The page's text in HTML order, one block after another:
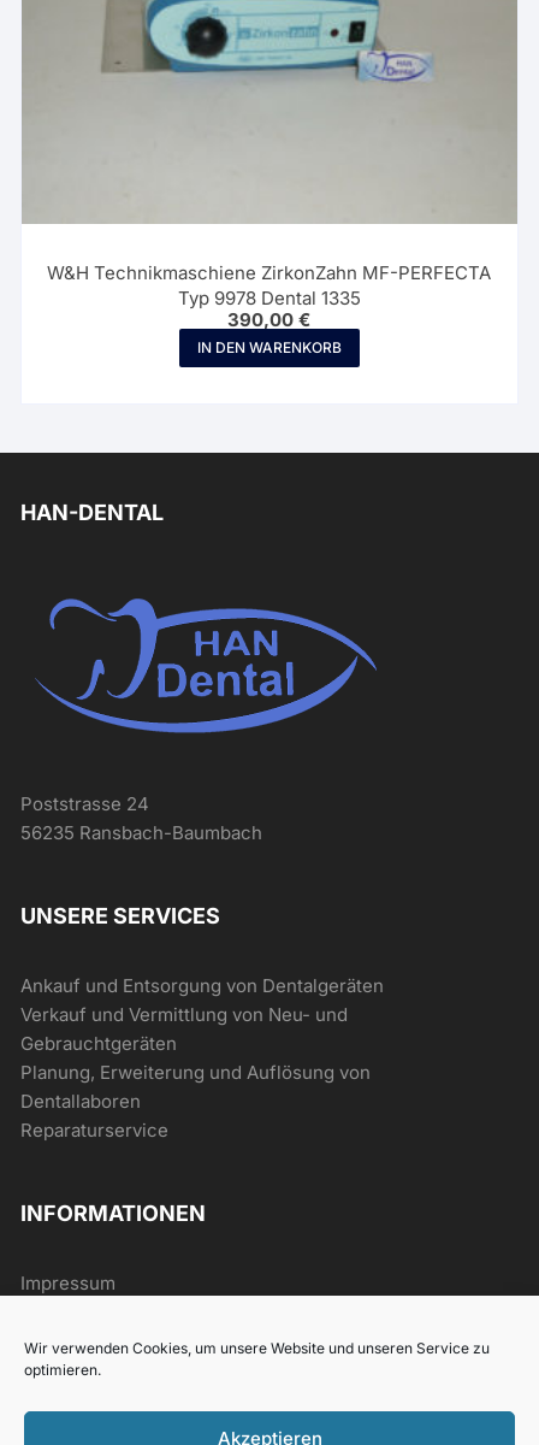
Wir verwenden Cookies, um unsere Website und unseren Service zu
optimieren.
Akzeptieren
W&H Technikmaschiene ZirkonZahn MF-PERFECTA
Typ 9978 Dental 1335
390,00€
IN DEN WARENKORB
HAN-DENTAL
Poststrasse 24
56235 Ransbach-Baumbach
UNSERE SERVICES
Ankauf und Entsorgung von Dentalgeräten
Verkauf und Vermittlung von Neu- und
Gebrauchtgeräten
Planung, Erweiterung und Auflösung von
Dentallaboren
Reparaturservice
INFORMATIONEN
Impressum
Datenschutz
Widerrufsrecht